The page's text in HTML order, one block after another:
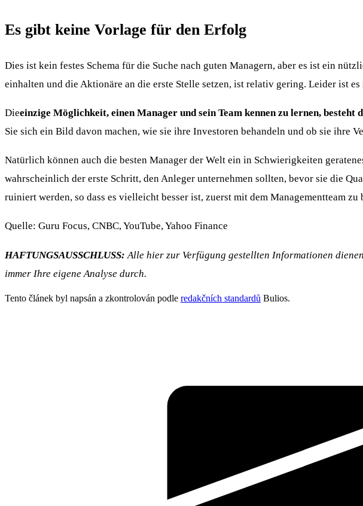
Es gibt keine Vorlage für den Erfolg
Dies ist kein festes Schema für die Suche nach guten Managern, aber es ist ein
einhalten und die Aktionäre an die erste Stelle setzen, ist relativ gering. Leider ist
Dieeinzige Möglichkeit, einen Manager und sein Team kennen zu lernen,
Sie sich ein Bild davon machen, wie sie ihre Investoren behandeln und ob sie ihre
Natürlich können auch die besten Manager der Welt ein in Schwierigkeiten
wahrscheinlich der erste Schritt, den Anleger unternehmen sollten, bevor sie die
ruiniert werden, so dass es vielleicht besser ist, zuerst mit dem Managementteam zu
Quelle: Guru Focus, CNBC, YouTube, Yahoo Finance
HAFTUNGSAUSSCHLUSS: Alle hier zur Verfügung gestellten Informationen
immer Ihre eigene Analyse durch.
Tento článek byl napsán a zkontrolován podle redakčních standardů Bulios.